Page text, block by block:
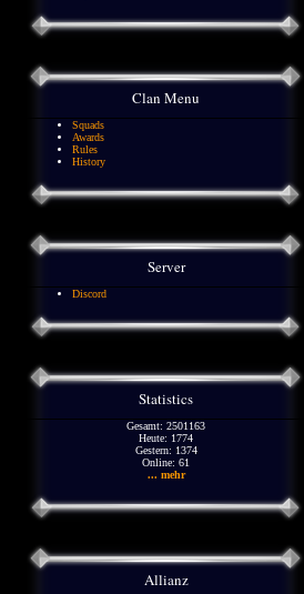
Clan Menu
Squads
Awards
Rules
History
Server
Discord
Statistics
Gesamt: 2501163
Heute: 1774
Gestern: 1374
Online: 61
... mehr
Allianz